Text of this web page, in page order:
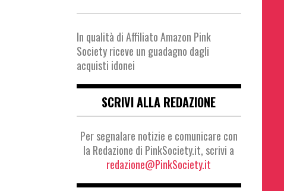
In qualità di Affiliato Amazon Pink
Society riceve un guadagno dagli
acquisti idonei
SCRIVI ALLA REDAZIONE
Per segnalare notizie e comunicare con
la Redazione di PinkSociety.it, scrivi a
redazione@PinkSociety.it